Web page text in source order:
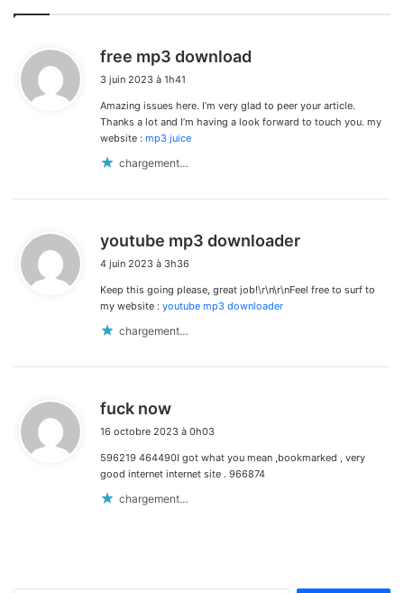
free mp3 download
:
3 juin 2023 à 1h41
Amazing issues here. I’m very glad to peer your article.
Thanks a lot and I’m having a look forward to touch you. my
website : mp3 juice
chargement…
youtube mp3 downloader
4 juin 2023 à 3h36
Keep this going please, great job!\r\n\r\nFeel free to surf to
my website : youtube mp3 downloader
chargement…
fuck now
t
:
16 octobre 2023 à 0h03
596219 464490I got what you mean ,bookmarked , very
good internet internet site . 966874
chargement…